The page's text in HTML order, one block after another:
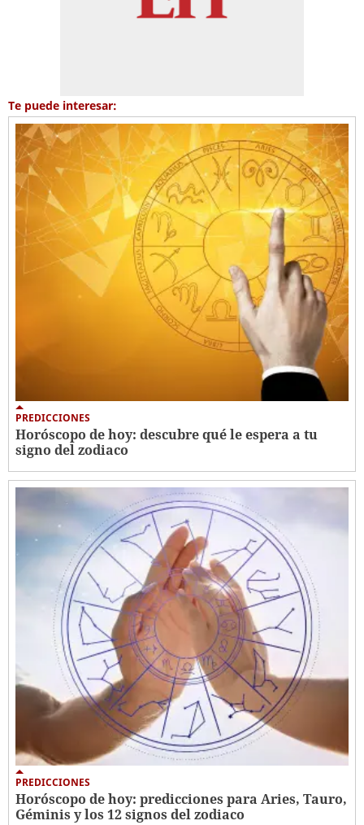
Te puede interesar:
PREDICCIONES
Horóscopo de hoy: descubre qué le espera a tu
signo del zodiaco
PREDICCIONES
Horóscopo de hoy: predicciones para Aries, Tauro,
Géminis y los 12 signos del zodiaco